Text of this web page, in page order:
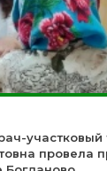
участковый
провела